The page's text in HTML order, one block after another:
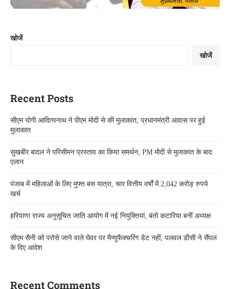
खोजें
खोजें
Recent Posts
सीएम योगी आदित्यनाथ ने पीएम मोदी से की मुलाकात, प्रधानमंत्री आवास पर हुई
मुलाकात
सुखबीर बादल ने परिसीमन प्रस्ताव का किया समर्थन, PM मोदी से मुलाकात के बाद
एलान
पंजाब में महिलाओं के लिए मुफ्त बस यात्रा, चार वित्तीय वर्षों में 2,042 करोड़ रुपये
खर्च
हरियाणा राज्य अनुसूचित जाति आयोग में नई नियुक्तियां, बंतो कटारिया बनीं अध्यक्ष
सीएम सैनी को परोसे जाने वाले घेवर पर मैन्युफैक्चरिंग डेट नहीं, पलवल डीसी ने सैंपल
के दिए आदेश
Recent Comments